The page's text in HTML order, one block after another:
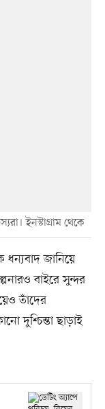
ইনস্টাগ্রাম থেকে
ধন্যবাদ জানিয়ে
বাইরে সুন্দর
তাঁদের
দুশ্চিন্তা ছাড়াই